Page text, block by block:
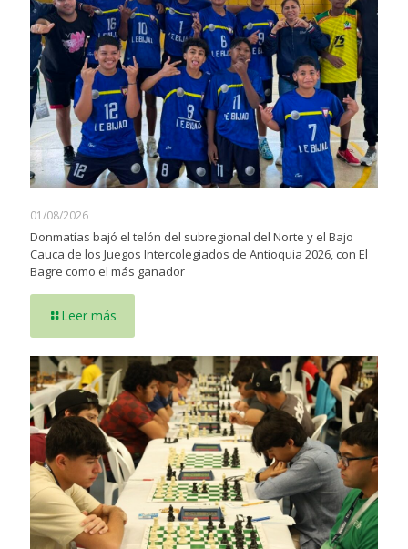
01/08/2026
Donmatías bajó el telón del subregional del Norte y el Bajo
Cauca de los Juegos Intercolegiados de Antioquia 2026, con El
Bagre como el más ganador
Leer más